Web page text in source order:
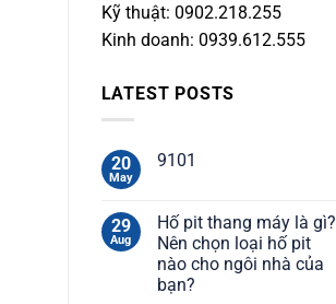
Kỹ thuật: 0902.218.255
Kinh doanh: 0939.612.555
LATEST POSTS
20
May
9101
29
Aug
Hố pit thang máy là gì?
Nên chọn loại hố pit
nào cho ngôi nhà của
bạn?